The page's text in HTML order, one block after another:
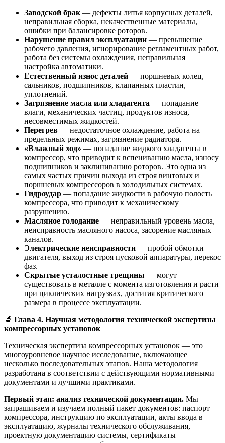
Заводской брак — дефекты литья корпусных деталей,
неправильная сборка, некачественные материалы,
ошибки при балансировке роторов.
Нарушение правил эксплуатации — превышение
рабочего давления, игнорирование регламентных работ,
работа без системы охлаждения, неправильная
настройка автоматики.
Естественный износ деталей — поршневых колец,
сальников, подшипников, клапанных пластин,
уплотнений.
Загрязнение масла или хладагента — попадание
влаги, механических частиц, продуктов износа,
несовместимых жидкостей.
Перегрев — недостаточное охлаждение, работа на
предельных режимах, загрязнение радиатора.
«Влажный ход» — попадание жидкого хладагента в
компрессор, что приводит к вспениванию масла, износу
подшипников и заклиниванию роторов. Это одна из
самых частых причин выхода из строя винтовых и
поршневых компрессоров в холодильных системах.
Гидроудар — попадание жидкости в рабочую полость
компрессора, что приводит к механическому
разрушению.
Масляное голодание — неправильный уровень масла,
неисправность масляного насоса, засорение масляных
каналов.
Электрические неисправности — пробой обмотки
двигателя, выход из строя пусковой аппаратуры, перекос
фаз.
Скрытые усталостные трещины — могут
существовать в металле с момента изготовления и расти
при циклических нагрузках, достигая критического
размера в процессе эксплуатации.
🔬 Глава 4. Научная методология технической экспертизы
компрессорных установок
Техническая экспертиза компрессорных установок — это
многоуровневое научное исследование, включающее
несколько последовательных этапов. Наша методология
разработана в соответствии с действующими нормативными
документами и лучшими практиками.
Первый этап: анализ технической документации. Мы
запрашиваем и изучаем полный пакет документов: паспорт
компрессора, инструкцию по эксплуатации, акты ввода в
эксплуатацию, журналы технического обслуживания,
проектную документацию системы, сертификаты